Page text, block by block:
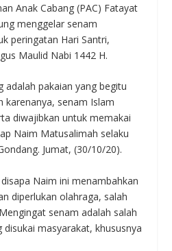
Anak Cabang (PAC) Fatayat
menggelar senam
peringatan Hari Santri,
Maulid Nabi 1442 H.
adalah pakaian yang begitu
karenanya, senam Islam
diwajibkan untuk memakai
Naim Matusalimah selaku
Jumat, (30/10/20).
Naim ini menambahkan
diperlukan olahraga, salah
senam adalah salah
masyarakat, khususnya